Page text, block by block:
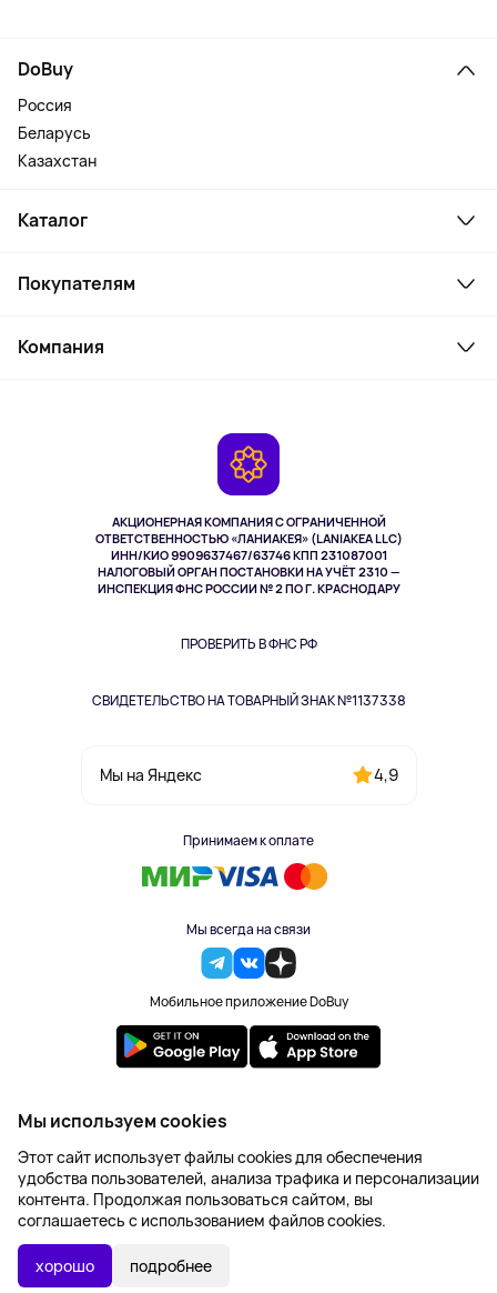
УТОЧНИТЬ НАЛИЧИЕ
АКЦИОНЕРНАЯ КОМПАНИЯ С ОГРАНИЧЕННОЙ
ОТВЕТСТВЕННОСТЬЮ «ЛАНИАКЕЯ» (LANIAKEA LLC)
ИНН/КИО 9909637467/63746 КПП 231087001
НАЛОГОВЫЙ ОРГАН ПОСТАНОВКИ НА УЧЁТ 2310 —
ИНСПЕКЦИЯ ФНС РОССИИ № 2 ПО Г. КРАСНОДАРУ
ПРОВЕРИТЬ В ФНС РФ
СВИДЕТЕЛЬСТВО НА ТОВАРНЫЙ ЗНАК №1137338
Мы на Яндекс 4,9
Принимаем к оплате
Мы всегда на связи
Мобильное приложение DoBuy
DoBuy
Россия
Беларусь
Казахстан
Каталог
Ноутбуки, мониторы, VR
Косметика и уход
Здоровье питомцев
Одежда и аксессуары
Покупателям
Как заказать
Компания
2023-2026 © DoBuy. Все права защищены
Правила обработки персональных данных
Пользовательское соглашение
Оферта
Создание сайта – NetLab
Мы используем cookies
Этот сайт использует файлы cookies для обеспечения
удобства пользователей, анализа трафика и персонализации
контента. Продолжая пользоваться сайтом, вы
соглашаетесь с использованием файлов cookies.
хорошо подробнее